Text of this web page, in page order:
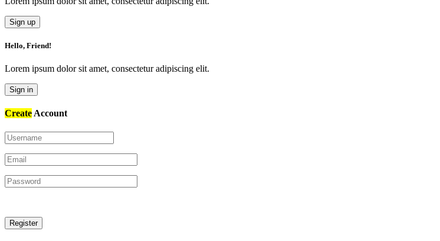
Sign up
Hello, Friend!
Lorem ipsum dolor sit amet, consectetur adipiscing elit.
Sign in
CreateAccount
Register